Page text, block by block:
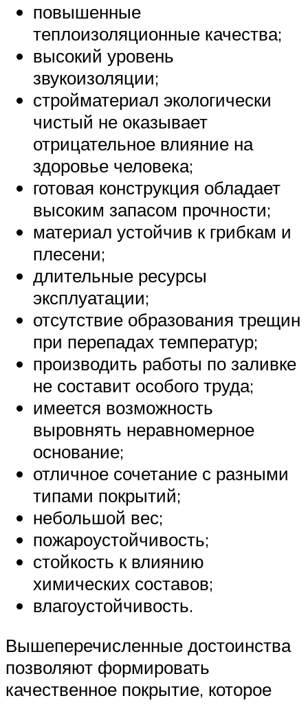
повышенные
теплоизоляционные качества;
высокий уровень
звукоизоляции;
стройматериал экологически
чистый не оказывает
отрицательное влияние на
здоровье человека;
готовая конструкция обладает
высоким запасом прочности;
материал устойчив к грибкам и
плесени;
длительные ресурсы
эксплуатации;
отсутствие образования трещин
при перепадах температур;
производить работы по заливке
не составит особого труда;
имеется возможность
выровнять неравномерное
основание;
отличное сочетание с разными
типами покрытий;
небольшой вес;
пожароустойчивость;
стойкость к влиянию
химических составов;
влагоустойчивость.
Вышеперечисленные достоинства
позволяют формировать
качественное покрытие, которое